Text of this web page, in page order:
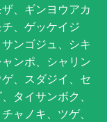
、ギンヨウアカ
、ゲッケイジ
ンゴジュ、シキ
ンポ、シャリン
、スダジイ、セ
タイサンボク、
ャノキ、ツゲ、